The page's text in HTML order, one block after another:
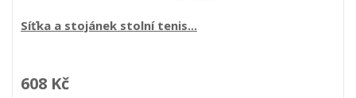
Síťka a stojánek stolní tenis...
608 Kč